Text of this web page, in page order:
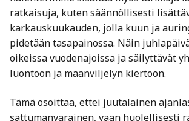
ratkaisuja, kuten säännöllisesti
karkauskuukauden, jolla kuun ja
pidetään tasapainossa. Näin
oikeissa vuodenajoissa ja säilyttävät
luontoon ja maanviljelyn kiertoon.
Tämä osoittaa, ettei juutalainen
sattumanvarainen, vaan huolellisesti